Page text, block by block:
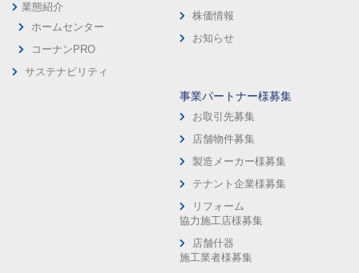
業態紹介
ホームセンター
コーナンPRO
サステナビリティ
株価情報
お知らせ
事業パートナー様募集
お取引先募集
店舗物件募集
製造メーカー様募集
テナント企業様募集
リフォーム
協力施工店様募集
店舗什器
施工業者様募集